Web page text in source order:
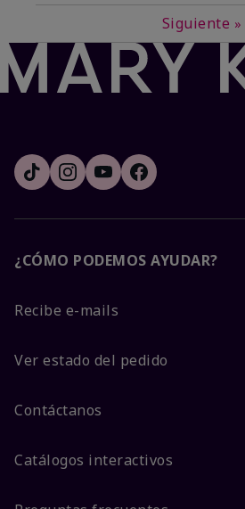
Siguiente »
¿CÓMO PODEMOS AYUDAR?
Recibe e-mails
Ver estado del pedido
Contáctanos
Catálogos interactivos